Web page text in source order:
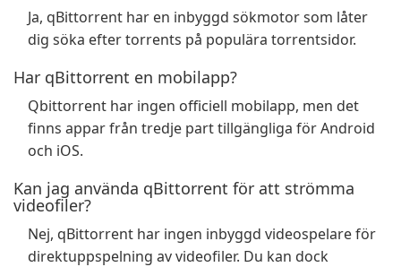
Ja, qBittorrent har en inbyggd sökmotor som låter
dig söka efter torrents på populära torrentsidor.
Har qBittorrent en mobilapp?
Qbittorrent har ingen officiell mobilapp, men det
finns appar från tredje part tillgängliga för Android
och iOS.
Kan jag använda qBittorrent för att strömma
videofiler?
Nej, qBittorrent har ingen inbyggd videospelare för
direktuppspelning av videofiler. Du kan dock